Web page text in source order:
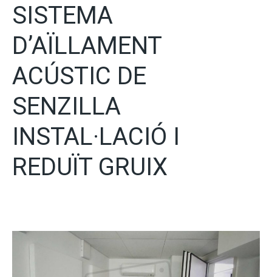
SISTEMA
D’AÏLLAMENT
ACÚSTIC DE
SENZILLA
INSTAL·LACIÓ I
REDUÏT GRUIX